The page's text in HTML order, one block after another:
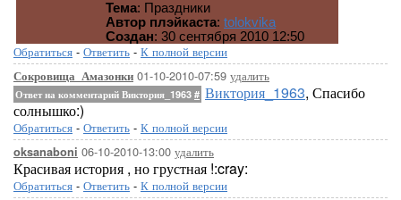
Тема: Праздники
Автор плэйкаста: tolokvika
Создан: 30 сентября 2010 12:50
Обратиться - Ответить - К полной версии
Сокровища_Амазонки 01-10-2010-07:59 удалить
Ответ на комментарий Виктория_1963 # Виктория_1963, Спасибо
солнышко:)
Обратиться - Ответить - К полной версии
oksanaboni 06-10-2010-13:00 удалить
Красивая история , но грустная !:cray:
Обратиться - Ответить - К полной версии